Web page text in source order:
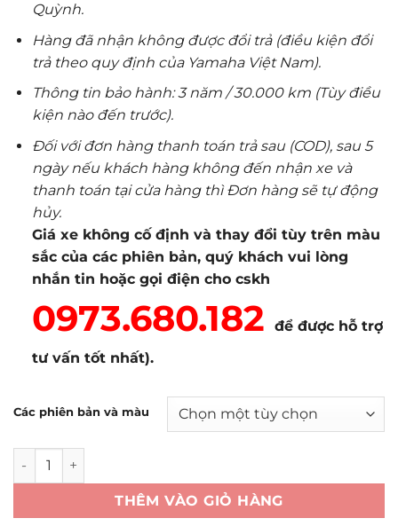
Quỳnh.
Hàng đã nhận không được đổi trả (điều kiện đổi
trả theo quy định của Yamaha Việt Nam).
Thông tin bảo hành: 3 năm / 30.000 km (Tùy điều
kiện nào đến trước).
Đối với đơn hàng thanh toán trả sau (COD), sau 5
ngày nếu khách hàng không đến nhận xe và
thanh toán tại cửa hàng thì Đơn hàng sẽ tự động
hủy.
Giá xe không cố định và thay đổi tùy trên màu
sắc của các phiên bản, quý khách vui lòng
nhắn tin hoặc gọi điện cho cskh
0973.680.182
để được hỗ trợ
tư vấn tốt nhất).
Các phiên bản và màu
Sirius số lượng
THÊM VÀO GIỎ HÀNG